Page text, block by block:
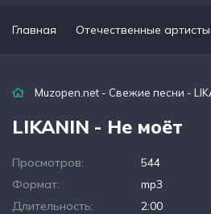
Главная Отечественные артисты
Muzopen.net - Свежие песни -
LIKANIN - Не моёт
Просмотров:
544
Формат:
mp3
Длительность:
2:00